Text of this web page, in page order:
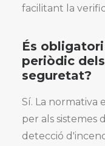
facilitant la
És
periòdic
seguretat?
Sí. La normativa
per als sistemes
detecció